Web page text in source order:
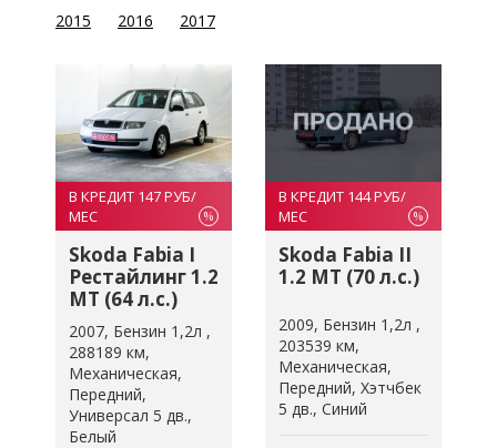
2015
2016 2017
В КРЕДИТ 147 РУБ/
МЕС
%
Skoda Fabia I
Рестайлинг 1.2
MT (64 л.с.)
2007 Бензин 1,2л
288189 км
Механическая
Передний
Универсал 5 дв.
Белый
В КРЕДИТ 144 РУБ/
МЕС
%
Skoda Fabia II
1.2 MT (70 л.с.)
2009 Бензин 1,2л
203539 км
Механическая
Передний Хэтчбек
5 дв. Синий